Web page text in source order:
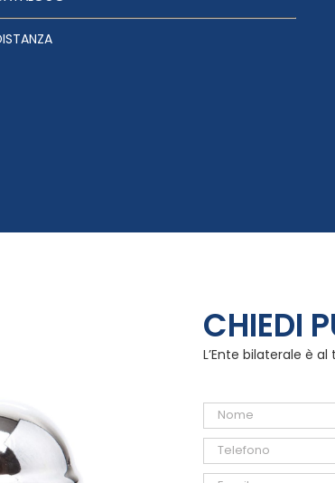
CHIEDI
L’Ente bilaterale è al